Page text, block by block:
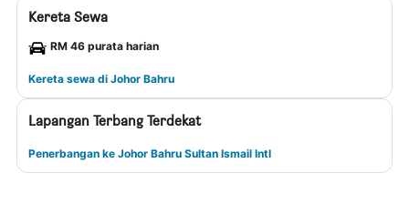
Kereta Sewa
RM 46 purata harian
Kereta sewa di Johor Bahru
Lapangan Terbang Terdekat
Penerbangan ke Johor Bahru Sultan Ismail Intl